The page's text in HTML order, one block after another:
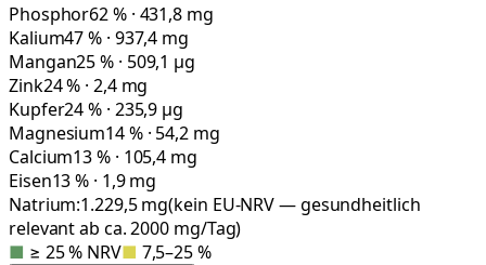
Phosphor62 % · 431,8 mg
Kalium47 % · 937,4 mg
Mangan25 % · 509,1 µg
Zink24 % · 2,4 mg
Kupfer24 % · 235,9 µg
Magnesium14 % · 54,2 mg
Calcium13 % · 105,4 mg
Eisen13 % · 1,9 mg
Natrium:1.229,5mg(kein EU-NRV — gesundheitlich
relevant ab ca. 2000 mg/Tag)
■ ≥ 25 % NRV■ 7,5–25 %